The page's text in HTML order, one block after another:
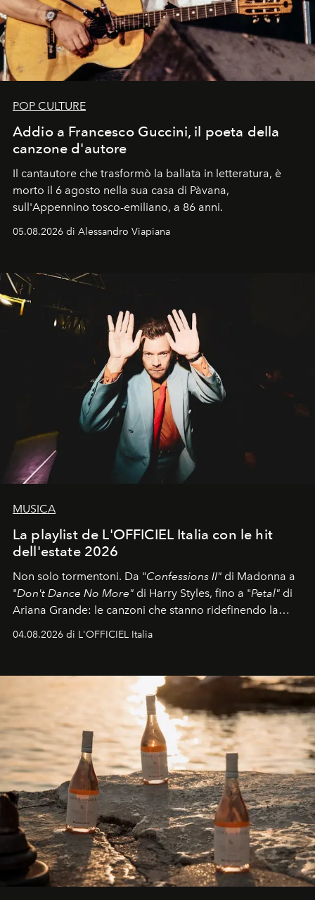
POP CULTURE
Addio a Francesco Guccini, il poeta della
canzone d'autore
Il cantautore che trasformò la ballata in letteratura, è
morto il 6 agosto nella sua casa di Pàvana,
sull'Appennino tosco-emiliano, a 86 anni.
05.08.2026 di Alessandro Viapiana
MUSICA
La playlist de L'OFFICIEL Italia con le hit
dell'estate 2026
Non solo tormentoni. Da "Confessions II" di Madonna a
"Don't Dance No More" di Harry Styles, fino a "Petal" di
Ariana Grande: le canzoni che stanno ridefinendo la
colonna sonora della stagione.
04.08.2026 di L'OFFICIEL Italia